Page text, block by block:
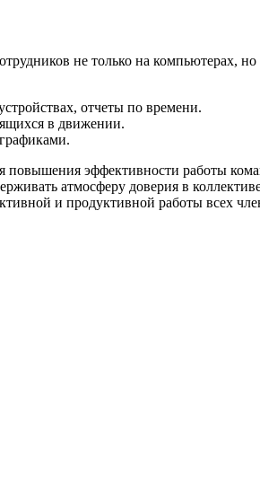
не только на компьютерах,
отчеты по времени.
в движении.
эффективности работы
атмосферу доверия в
и продуктивной работы всех